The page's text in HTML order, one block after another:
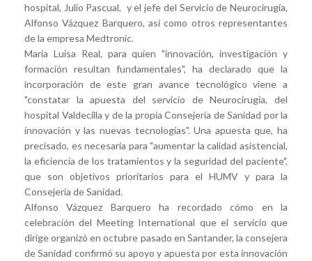
hospital, Julio Pascual, y el jefe del Servicio de Neurocirugía,
Alfonso Vázquez Barquero, así como otros representantes
de la empresa Medtronic.
María Luisa Real, para quien "innovación, investigación y
formación resultan fundamentales", ha declarado que la
incorporación de este gran avance tecnológico viene a
"constatar la apuesta del servicio de Neurocirugía, del
hospital Valdecilla y de la propia Consejería de Sanidad por la
innovación y las nuevas tecnologías". Una apuesta que, ha
precisado, es necesaria para "aumentar la calidad asistencial,
la eficiencia de los tratamientos y la seguridad del paciente",
que son objetivos prioritarios para el HUMV y para la
Consejería de Sanidad.
Alfonso Vázquez Barquero ha recordado cómo en la
celebración del Meeting International que el servicio que
dirige organizó en octubre pasado en Santander, la consejera
de Sanidad confirmó su apoyo y apuesta por esta innovación